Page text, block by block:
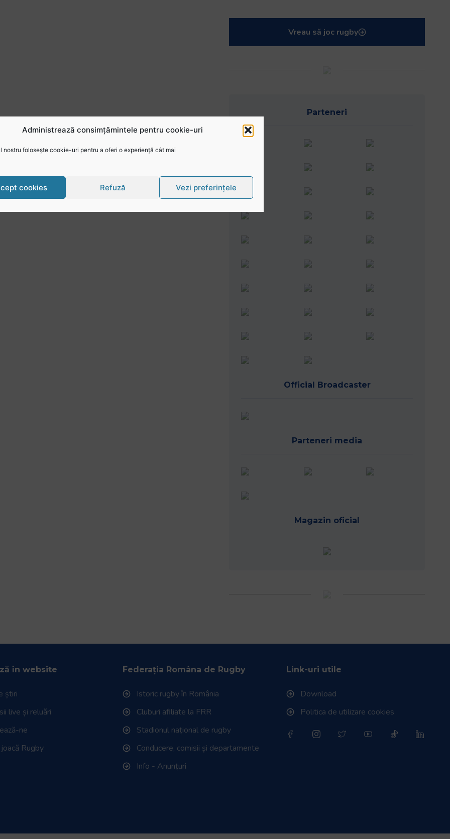
Administrează consimțămintele pentru cookie-uri
nostru folosește cookie-uri pentru a oferi o experiență cât mai
cookies Refuză Vezi preferințele
Vreau să joc rugby
Parteneri
Official Broadcaster
Parteneri media
Magazin oficial
în website
știri
live și reluări
ne
Rugby
Federația Româna de Rugby
Istoric rugby în România
Cluburi afiliate la FRR
Stadionul național de rugby
Conducere, comisii și departamente
Info - Anunțuri
Link-uri utile
Download
Politica de utilizare cookies